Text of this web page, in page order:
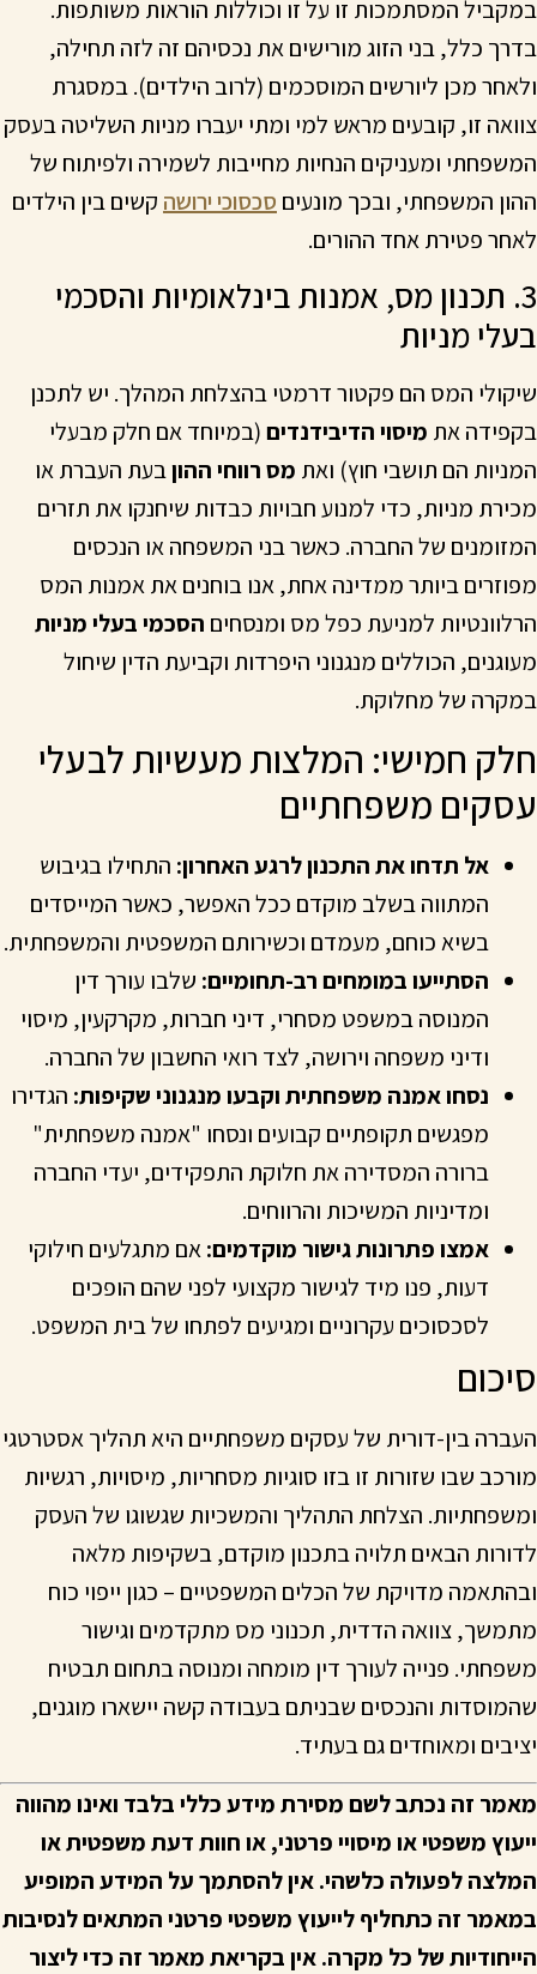
במקביל המסתמכות זו על זו וכוללות הוראות משותפות.
בדרך כלל, בני הזוג מורישים את נכסיהם זה לזה תחילה,
ולאחר מכן ליורשים המוסכמים (לרוב הילדים). במסגרת
צוואה זו, קובעים מראש למי ומתי יעברו מניות השליטה בעסק
המשפחתי ומעניקים הנחיות מחייבות לשמירה ולפיתוח של
ההון המשפחתי, ובכך מונעים סכסוכי ירושה קשים בין הילדים
לאחר פטירת אחד ההורים.
3. תכנון מס, אמנות בינלאומיות והסכמי
בעלי מניות
שיקולי המס הם פקטור דרמטי בהצלחת המהלך. יש לתכנן
בקפידה את מיסוי הדיבידנדים(במיוחד אם חלק מבעלי
המניות הם תושבי חוץ) ואת מס רווחי ההוןבעת העברת או
מכירת מניות, כדי למנוע חבויות כבדות שיחנקו את תזרים
המזומנים של החברה. כאשר בני המשפחה או הנכסים
מפוזרים ביותר ממדינה אחת, אנו בוחנים את אמנות המס
הרלוונטיות למניעת כפל מס ומנסחים הסכמי בעלי מניות
מעוגנים, הכוללים מנגנוני היפרדות וקביעת הדין שיחול
במקרה של מחלוקת.
חלק חמישי: המלצות מעשיות לבעלי
עסקים משפחתיים
אל תדחו את התכנון לרגע האחרון: התחילו בגיבוש
המתווה בשלב מוקדם ככל האפשר, כאשר המייסדים
בשיא כוחם, מעמדם וכשירותם המשפטית והמשפחתית.
הסתייעו במומחים רב-תחומיים: שלבו עורך דין
המנוסה במשפט מסחרי, דיני חברות, מקרקעין, מיסוי
ודיני משפחה וירושה, לצד רואי החשבון של החברה.
נסחו אמנה משפחתית וקבעו מנגנוני שקיפות: הגדירו
מפגשים תקופתיים קבועים ונסחו "אמנה משפחתית"
ברורה המסדירה את חלוקת התפקידים, יעדי החברה
ומדיניות המשיכות והרווחים.
אמצו פתרונות גישור מוקדמים:אם מתגלעים חילוקי
דעות, פנו מיד לגישור מקצועי לפני שהם הופכים
לסכסוכים עקרוניים ומגיעים לפתחו של בית המשפט.
סיכום
העברה בין-דורית של עסקים משפחתיים היא תהליך אסטרטגי
מורכב שבו שזורות זו בזו סוגיות מסחריות, מיסויות, רגשיות
ומשפחתיות. הצלחת התהליך והמשכיות שגשוגו של העסק
לדורות הבאים תלויה בתכנון מוקדם, בשקיפות מלאה
ובהתאמה מדויקת של הכלים המשפטיים – כגון ייפוי כוח
מתמשך, צוואה הדדית, תכנוני מס מתקדמים וגישור
משפחתי. פנייה לעורך דין מומחה ומנוסה בתחום תבטיח
שהמוסדות והנכסים שבניתם בעבודה קשה יישארו מוגנים,
יציבים ומאוחדים גם בעתיד.
מאמר זה נכתב לשם מסירת מידע כללי בלבד ואינו מהווה
ייעוץ משפטי או מיסויי פרטני, או חוות דעת משפטית או
המלצה לפעולה כלשהי. אין להסתמך על המידע המופיע
במאמר זה כתחליף לייעוץ משפטי פרטני המתאים לנסיבות
הייחודיות של כל מקרה. אין בקריאת מאמר זה כדי ליצור